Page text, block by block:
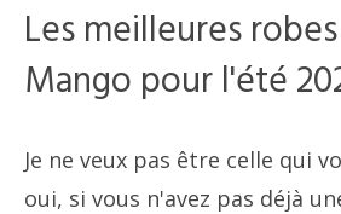
Les meilleures
Mango pour l'été
Je ne veux pas être celle qui
oui, si vous n'avez pas déjà